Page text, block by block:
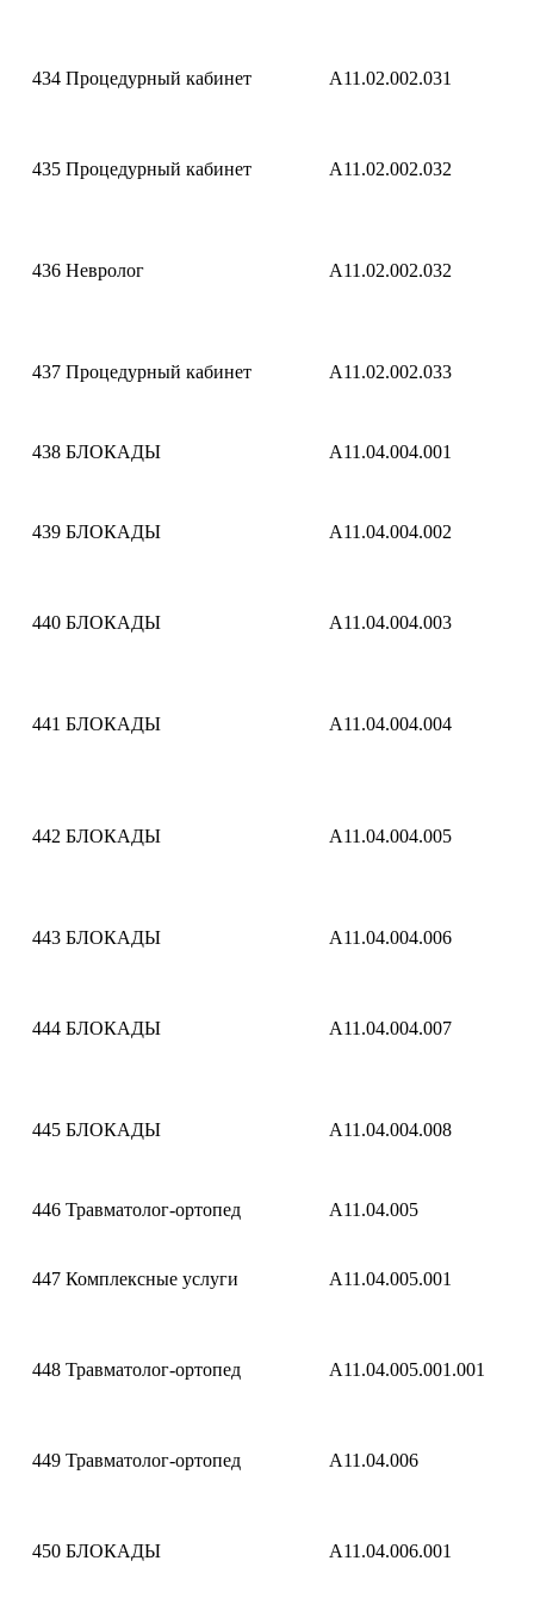
434 Процедурный кабинет A11.02.002.031
435 Процедурный кабинет A11.02.002.032
436 Невролог A11.02.002.032
437 Процедурный кабинет A11.02.002.033
438 БЛОКАДЫ A11.04.004.001
439 БЛОКАДЫ A11.04.004.002
440 БЛОКАДЫ A11.04.004.003
441 БЛОКАДЫ A11.04.004.004
442 БЛОКАДЫ A11.04.004.005
443 БЛОКАДЫ A11.04.004.006
444 БЛОКАДЫ A11.04.004.007
445 БЛОКАДЫ A11.04.004.008
446 Травматолог-ортопед A11.04.005
447 Комплексные услуги A11.04.005.001
448 Травматолог-ортопед A11.04.005.001.001
449 Травматолог-ортопед A11.04.006
450 БЛОКАДЫ A11.04.006.001